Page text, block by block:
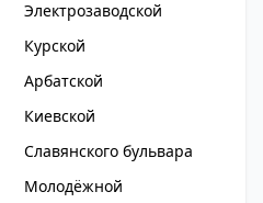
Электрозаводской
Курской
Арбатской
Киевской
Славянского бульвара
Молодёжной